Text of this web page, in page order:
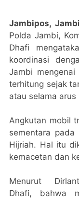
Jambipos,
Polda Jambi,
Dhafi
koordinasi
Jambi
terhitung sejak
atau selama
Angkutan mobil
sementara
Hijriah. Hal itu
kemacetan dan
Menurut
Dhafi, bahwa